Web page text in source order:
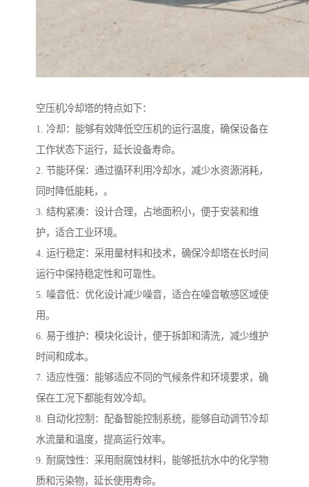
空压机冷却塔的特点如下：
1. 冷却：能够有效降低空压机的运行温度，确保设备在
工作状态下运行，延长设备寿命。
2. 节能环保：通过循环利用冷却水，减少水资源消耗，
同时降低能耗，。
3. 结构紧凑：设计合理，占地面积小，便于安装和维
护，适合工业环境。
4. 运行稳定：采用量材料和技术，确保冷却塔在长时间
运行中保持稳定性和可靠性。
5. 噪音低：优化设计减少噪音，适合在噪音敏感区域使
用。
6. 易于维护：模块化设计，便于拆卸和清洗，减少维护
时间和成本。
7. 适应性强：能够适应不同的气候条件和环境要求，确
保在工况下都能有效冷却。
8. 自动化控制：配备智能控制系统，能够自动调节冷却
水流量和温度，提高运行效率。
9. 耐腐蚀性：采用耐腐蚀材料，能够抵抗水中的化学物
质和污染物，延长使用寿命。